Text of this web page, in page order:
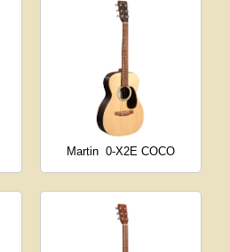
Martin 0-X2E COCO